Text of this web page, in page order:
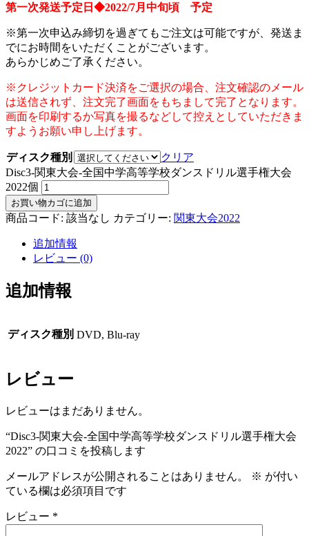
第一次発送予定日◆2022/7月中旬頃 予定
※第一次申込み締切を過ぎてもご注文は可能ですが、発送ま
でにお時間をいただくことがございます。
あらかじめご了承ください。
※クレジットカード決済をご選択の場合、注文確認のメール
は送信されず、注文完了画面をもちまして完了となります。
画面を印刷するか写真を撮るなどして控えとしていただきま
すようお願い申し上げます。
ディスク種別
クリア
Disc3-関東大会-全国中学高等学校ダンスドリル選手権大会
2022個
お買い物カゴに追加
商品コード: 該当なし カテゴリー: 関東大会2022
追加情報
レビュー (0)
追加情報
ディスク種別 DVD, Blu-ray
レビュー
レビューはまだありません。
“Disc3-関東大会-全国中学高等学校ダンスドリル選手権大会
2022” の口コミを投稿します
メールアドレスが公開されることはありません。 ※ が付い
ている欄は必須項目です
レビュー *